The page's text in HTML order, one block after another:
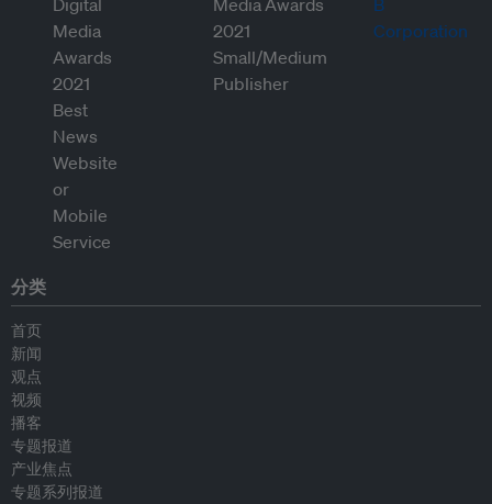
分类
首页
新闻
观点
视频
播客
专题报道
产业焦点
专题系列报道